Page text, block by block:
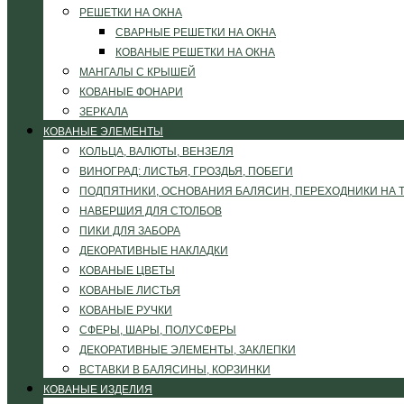
РЕШЕТКИ НА ОКНА
СВАРНЫЕ РЕШЕТКИ НА ОКНА
КОВАНЫЕ РЕШЕТКИ НА ОКНА
МАНГАЛЫ С КРЫШЕЙ
КОВАНЫЕ ФОНАРИ
ЗЕРКАЛА
КОВАНЫЕ ЭЛЕМЕНТЫ
КОЛЬЦА, ВАЛЮТЫ, ВЕНЗЕЛЯ
ВИНОГРАД: ЛИСТЬЯ, ГРОЗДЬЯ, ПОБЕГИ
ПОДПЯТНИКИ, ОСНОВАНИЯ БАЛЯСИН, ПЕРЕХОДНИКИ НА
НАВЕРШИЯ ДЛЯ СТОЛБОВ
ПИКИ ДЛЯ ЗАБОРА
ДЕКОРАТИВНЫЕ НАКЛАДКИ
КОВАНЫЕ ЦВЕТЫ
КОВАНЫЕ ЛИСТЬЯ
КОВАНЫЕ РУЧКИ
СФЕРЫ, ШАРЫ, ПОЛУСФЕРЫ
ДЕКОРАТИВНЫЕ ЭЛЕМЕНТЫ, ЗАКЛЕПКИ
ВСТАВКИ В БАЛЯСИНЫ, КОРЗИНКИ
КОВАНЫЕ ИЗДЕЛИЯ